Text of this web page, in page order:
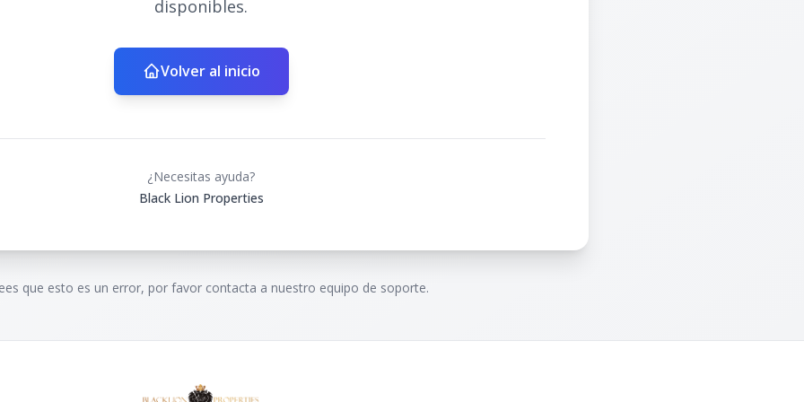
disponibles.
Volver al inicio
¿Necesitas ayuda?
Black Lion Properties
que esto es un error, por favor contacta a nuestro equipo de soporte.